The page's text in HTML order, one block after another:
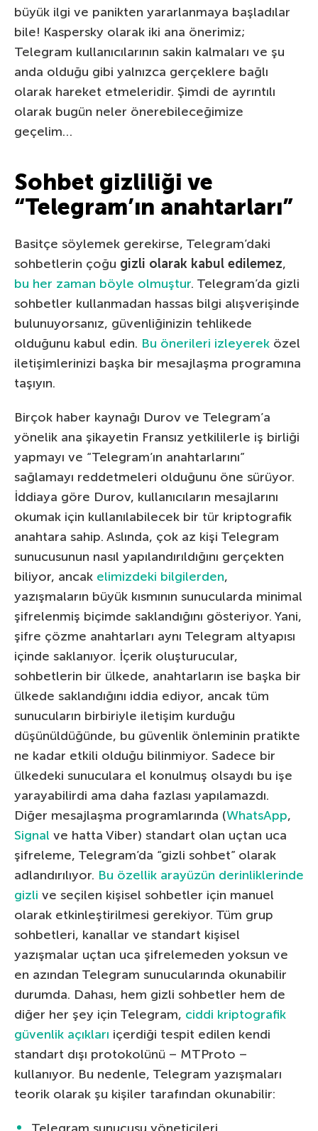
büyük ilgi ve panikten yararlanmaya başladılar
bile! Kaspersky olarak iki ana önerimiz;
Telegram kullanıcılarının sakin kalmaları ve şu
anda olduğu gibi yalnızca gerçeklere bağlı
olarak hareket etmeleridir. Şimdi de ayrıntılı
olarak bugün neler önerebileceğimize
geçelim…
Sohbet gizliliği ve
“Telegram’ın anahtarları”
Basitçe söylemek gerekirse, Telegram’daki
sohbetlerin çoğu gizli olarak kabul edilemez,
bu her zaman böyle olmuştur. Telegram’da gizli
sohbetler kullanmadan hassas bilgi alışverişinde
bulunuyorsanız, güvenliğinizin tehlikede
olduğunu kabul edin. Bu önerileri izleyerek özel
iletişimlerinizi başka bir mesajlaşma programına
taşıyın.
Birçok haber kaynağı Durov ve Telegram’a
yönelik ana şikayetin Fransız yetkililerle iş birliği
yapmayı ve “Telegram’ın anahtarlarını”
sağlamayı reddetmeleri olduğunu öne sürüyor.
İddiaya göre Durov, kullanıcıların mesajlarını
okumak için kullanılabilecek bir tür kriptografik
anahtara sahip. Aslında, çok az kişi Telegram
sunucusunun nasıl yapılandırıldığını gerçekten
biliyor, ancak elimizdeki bilgilerden,
yazışmaların büyük kısmının sunucularda minimal
şifrelenmiş biçimde saklandığını gösteriyor. Yani,
şifre çözme anahtarları aynı Telegram altyapısı
içinde saklanıyor. İçerik oluşturucular,
sohbetlerin bir ülkede, anahtarların ise başka bir
ülkede saklandığını iddia ediyor, ancak tüm
sunucuların birbiriyle iletişim kurduğu
düşünüldüğünde, bu güvenlik önleminin pratikte
ne kadar etkili olduğu bilinmiyor. Sadece bir
ülkedeki sunuculara el konulmuş olsaydı bu işe
yarayabilirdi ama daha fazlası yapılamazdı.
Diğer mesajlaşma programlarında (WhatsApp,
Signal ve hatta Viber) standart olan uçtan uca
şifreleme, Telegram’da “gizli sohbet” olarak
adlandırılıyor. Bu özellik arayüzün derinliklerinde
gizli ve seçilen kişisel sohbetler için manuel
olarak etkinleştirilmesi gerekiyor. Tüm grup
sohbetleri, kanallar ve standart kişisel
yazışmalar uçtan uca şifrelemeden yoksun ve
en azından Telegram sunucularında okunabilir
durumda. Dahası, hem gizli sohbetler hem de
diğer her şey için Telegram, ciddi kriptografik
güvenlik açıkları içerdiği tespit edilen kendi
standart dışı protokolünü – MTProto –
kullanıyor. Bu nedenle, Telegram yazışmaları
teorik olarak şu kişiler tarafından okunabilir:
Telegram sunucusu yöneticileri